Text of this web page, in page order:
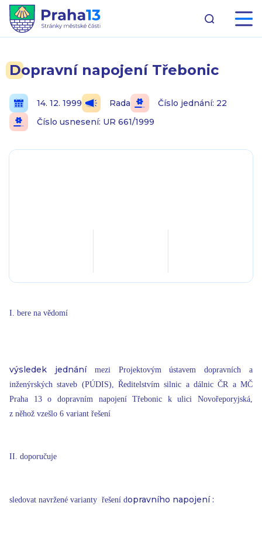
Dopravní napojení Třebonic
14. 12. 1999 Rada
Číslo jednání: 22
Číslo usnesení: UR 661/1999
I. bere na vědomí
výsledek jednání
mezi Projektovým ústavem dopravních a
inženýrských staveb (PÚDIS), Ředitelstvím silnic a dálnic ČR a MČ
Praha 13 o dopravním napojení Třebonic k ulici Novořeporyjská,
z něhož vzešlo 6 variant řešení
II. doporučuje
sledovat navržené varianty řešení dopravního napojení :